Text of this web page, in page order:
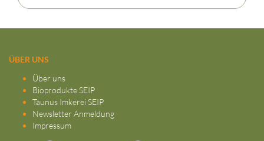
ÜBER UNS
Über uns
Bioprodukte SEIP
Taunus Imkerei SEIP
Newsletter Anmeldung
Impressum